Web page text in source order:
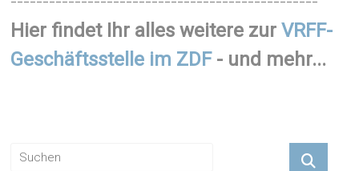
Hier findet Ihr alles weitere zurVRFF-
Geschäftsstelle im ZDF- und mehr...